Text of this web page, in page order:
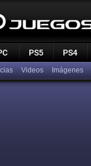
PS5 PS4
Videos Imágenes